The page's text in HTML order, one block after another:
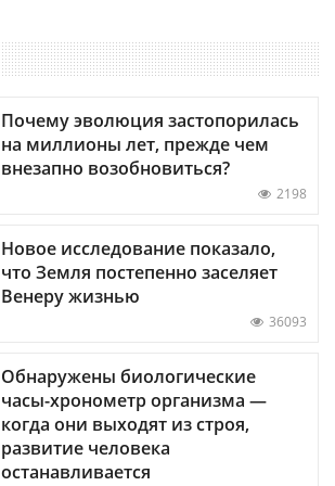
Почему эволюция застопорилась
на миллионы лет, прежде чем
внезапно возобновиться?
2198
Новое исследование показало,
что Земля постепенно заселяет
Венеру жизнью
36093
Обнаружены биологические
часы-хронометр организма —
когда они выходят из строя,
развитие человека
останавливается